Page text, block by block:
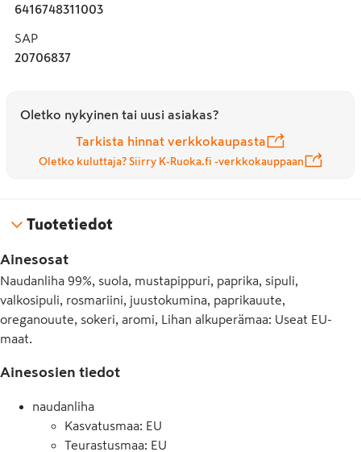
6416748311003
SAP
20706837
Oletko nykyinen tai uusi asiakas?
Tarkista hinnat verkkokaupasta
Oletko kuluttaja? Siirry K-Ruoka.fi -verkkokauppaan
Tuotetiedot
Ainesosat
Naudanliha 99%, suola, mustapippuri, paprika, sipuli,
valkosipuli, rosmariini, juustokumina, paprikauute,
oreganouute, sokeri, aromi, Lihan alkuperämaa: Useat EU-
maat.
Ainesosien tiedot
naudanliha
Kasvatusmaa: EU
Teurastusmaa: EU